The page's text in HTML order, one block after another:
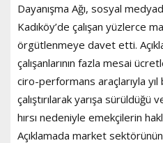
Dayanışma Ağı, sosyal
Kadıköy’de çalışan yüzlerce
örgütlenmeye davet etti.
çalışanlarının fazla mesai
ciro-performans araçlarıyla yıl
çalıştırılarak yarışa sürüldüğü
hırsı nedeniyle emekçilerin
Açıklamada market